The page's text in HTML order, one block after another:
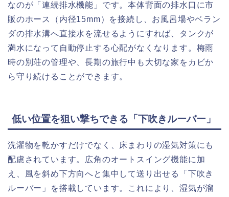
なのが「連続排水機能」です。本体背面の排水口に市
販のホース（内径15mm）を接続し、お風呂場やベラン
ダの排水溝へ直接水を流せるようにすれば、タンクが
満水になって自動停止する心配がなくなります。梅雨
時の別荘の管理や、長期の旅行中も大切な家をカビか
ら守り続けることができます。
低い位置を狙い撃ちできる「下吹きルーバー」
洗濯物を乾かすだけでなく、床まわりの湿気対策にも
配慮されています。広角のオートスイング機能に加
え、風を斜め下方向へと集中して送り出せる「下吹き
ルーバー」を搭載しています。これにより、湿気が溜